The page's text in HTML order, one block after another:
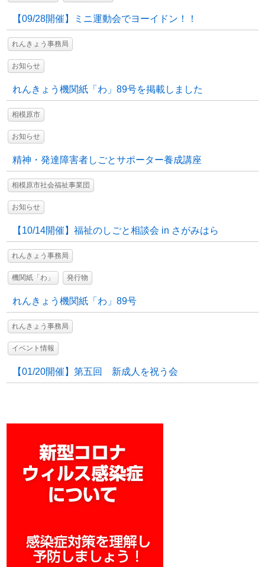
【09/28開催】ミニ運動会でヨーイドン！！
れんきょう事務局
お知らせ
れんきょう機関紙「わ」89号を掲載しました
相模原市
お知らせ
精神・発達障害者しごとサポーター養成講座
相模原市社会福祉事業団
お知らせ
【10/14開催】福祉のしごと相談会 in さがみはら
れんきょう事務局
機関紙「わ」 発行物
れんきょう機関紙「わ」89号
れんきょう事務局
イベント情報
【01/20開催】第五回 新成人を祝う会